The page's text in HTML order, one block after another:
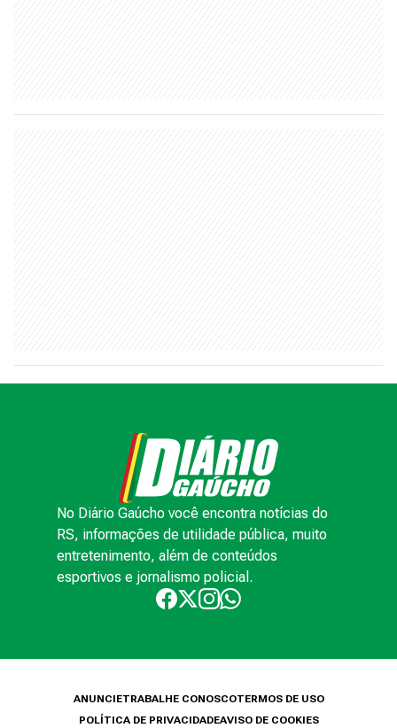
No Diário Gaúcho você encontra notícias do
RS, informações de utilidade pública, muito
entretenimento, além de conteúdos
esportivos e jornalismo policial.
ANUNCIETRABALHE CONOSCOTERMOS DE USO
POLÍTICA DE PRIVACIDADEAVISO DE COOKIES